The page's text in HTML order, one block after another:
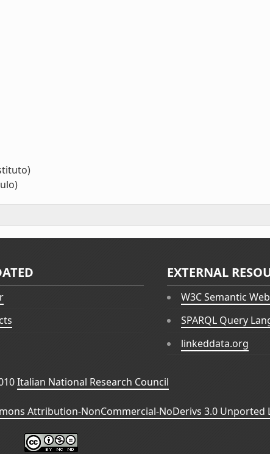
EXTERNAL
W3C Semantic
SPARQL Query
linkeddata.org
Italian National Research Council
Attribution-NonCommercial-NoDerivs 3.0 Unported